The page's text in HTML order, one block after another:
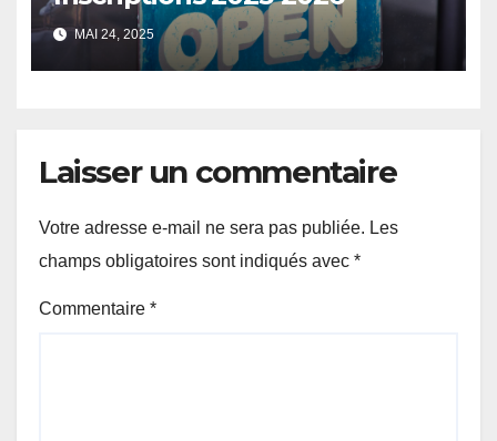
MAI 24, 2025
Laisser un commentaire
Votre adresse e-mail ne sera pas publiée. Les
champs obligatoires sont indiqués avec *
Commentaire *